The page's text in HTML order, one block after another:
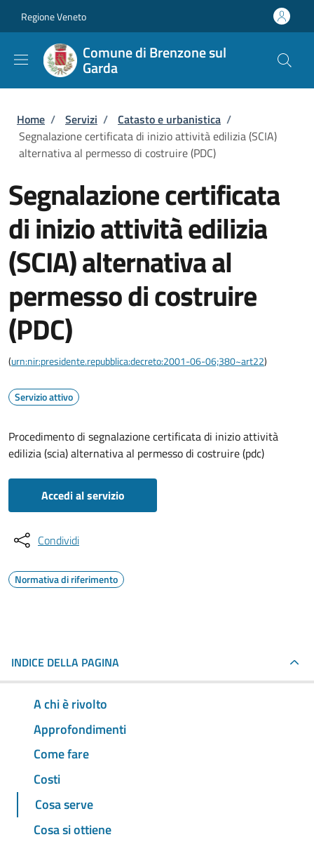
Regione Veneto
Comune di Brenzone sul
Garda
Briciole di pane
Home / Servizi / Catasto e urbanistica /
Segnalazione certificata di inizio attività edilizia (SCIA)
alternativa al permesso di costruire (PDC)
Segnalazione certificata
di inizio attività edilizia
(SCIA) alternativa al
permesso di costruire
(PDC)
(urn:nir:presidente.repubblica:decreto:2001-06-06;380~art22)
Servizio attivo
Procedimento di segnalazione certificata di inizio attività
edilizia (scia) alternativa al permesso di costruire (pdc)
Accedi al servizio
Condividi
Normativa di riferimento
INDICE DELLA PAGINA
A chi è rivolto
Approfondimenti
Come fare
Costi
Cosa serve
Cosa si ottiene